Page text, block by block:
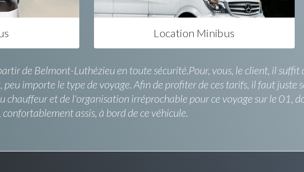
Location Minibus
de Belmont-Luthézieu en toute sécurité.Pour, vous, le client, il
peu importe le type de voyage. Afin de profiter de ces tarifs, il faut
chauffeur et de l'organisation irréprochable pour ce voyage sur le 01,
assis, à bord de ce véhicule.